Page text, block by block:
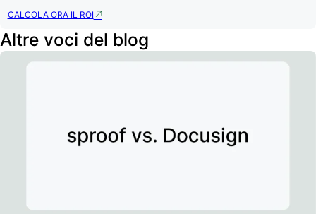
CALCOLA ORA IL ROI
Altre voci del blog